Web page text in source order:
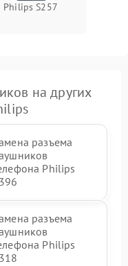
Philips S257
на других
разъема
Philips
разъема
Philips